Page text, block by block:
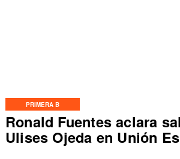
PRIMERA B
Ronald Fuentes aclara
Ulises Ojeda en Unión